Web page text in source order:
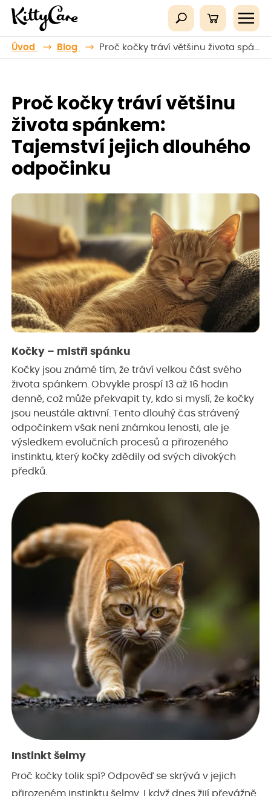
Úvod Blog Proč kočky tráví většinu života spánkem: Tajemství jejich dlouhého odpočinku
Proč kočky tráví většinu
života spánkem:
Tajemství jejich dlouhého
odpočinku
Kočky – mistři spánku
Kočky jsou známé tím, že tráví velkou část svého
života spánkem. Obvykle prospí 13 až 16 hodin
denně, což může překvapit ty, kdo si myslí, že kočky
jsou neustále aktivní. Tento dlouhý čas strávený
odpočinkem však není známkou lenosti, ale je
výsledkem evolučních procesů a přirozeného
instinktu, který kočky zdědily od svých divokých
předků.
Instinkt šelmy
Proč kočky tolik spí? Odpověď se skrývá v jejich
přirozeném instinktu šelmy. I když dnes žijí převážně